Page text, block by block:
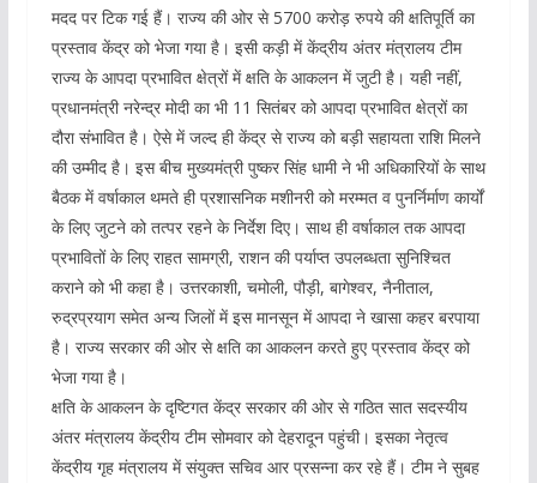
मदद पर टिक गई हैं। राज्य की ओर से 5700 करोड़ रुपये की क्षतिपूर्ति का
प्रस्ताव केंद्र को भेजा गया है। इसी कड़ी में केंद्रीय अंतर मंत्रालय टीम
राज्य के आपदा प्रभावित क्षेत्रों में क्षति के आकलन में जुटी है। यही नहीं,
प्रधानमंत्री नरेन्द्र मोदी का भी 11 सितंबर को आपदा प्रभावित क्षेत्रों का
दौरा संभावित है। ऐसे में जल्द ही केंद्र से राज्य को बड़ी सहायता राशि मिलने
की उम्मीद है। इस बीच मुख्यमंत्री पुष्कर सिंह धामी ने भी अधिकारियों के साथ
बैठक में वर्षाकाल थमते ही प्रशासनिक मशीनरी को मरम्मत व पुनर्निर्माण कार्यों
के लिए जुटने को तत्पर रहने के निर्देश दिए। साथ ही वर्षाकाल तक आपदा
प्रभावितों के लिए राहत सामग्री, राशन की पर्याप्त उपलब्धता सुनिश्चित
कराने को भी कहा है। उत्तरकाशी, चमोली, पौड़ी, बागेश्वर, नैनीताल,
रुद्रप्रयाग समेत अन्य जिलों में इस मानसून में आपदा ने खासा कहर बरपाया
है। राज्य सरकार की ओर से क्षति का आकलन करते हुए प्रस्ताव केंद्र को
भेजा गया है।
क्षति के आकलन के दृष्टिगत केंद्र सरकार की ओर से गठित सात सदस्यीय
अंतर मंत्रालय केंद्रीय टीम सोमवार को देहरादून पहुंची। इसका नेतृत्व
केंद्रीय गृह मंत्रालय में संयुक्त सचिव आर प्रसन्ना कर रहे हैं। टीम ने सुबह